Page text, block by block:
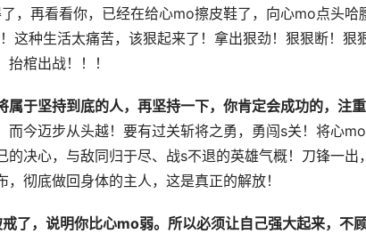
，再看看你，已经在给心mo擦皮鞋了，向心mo点头哈
这种生活太痛苦，该狠起来了！拿出狠劲！狠狠断！狠
棺出战！！！
于坚持到底的人，再坚持一下，你肯定会成功的，注重
而今迈步从头越！要有过关斩将之勇，勇闯s关！将心
决心，与敌同归于尽、战s不退的英雄气概！刀锋一出
彻底做回身体的主人，这是真正的解放！
了，说明你比心mo弱。所以必须让自己强大起来，不